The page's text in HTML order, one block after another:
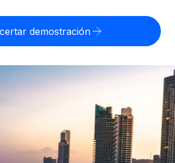
normativa.
de Remote
otras empresas.
de RR. HH. globales y nóminas para
REMOTE
demostración